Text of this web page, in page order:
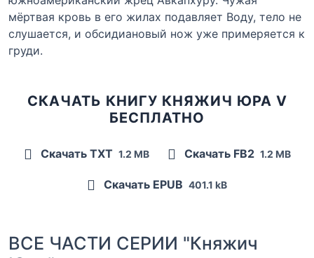
мёртвая кровь в его жилах подавляет Воду, тело не
слушается, и обсидиановый нож уже примеряется к
груди.
СКАЧАТЬ КНИГУ КНЯЖИЧ ЮРА V
БЕСПЛАТНО
Скачать TXT 1.2 MB Скачать FB2 1.2 MB
Скачать EPUB 401.1 kB
ВСЕ ЧАСТИ СЕРИИ "Княжич